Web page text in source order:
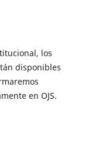
los
disponibles
en OJS.